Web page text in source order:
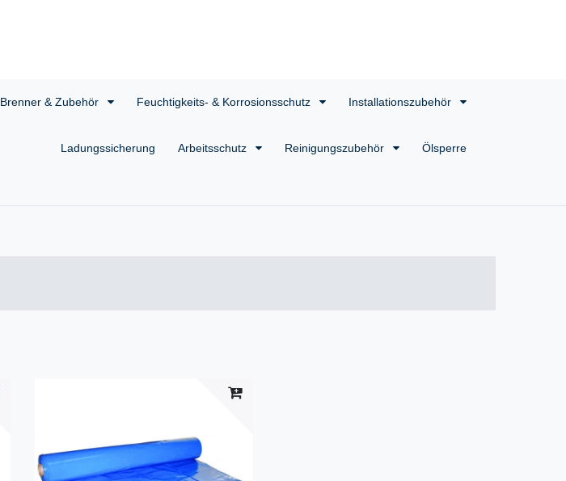
Brenner & Zubehör Feuchtigkeits- & Korrosionsschutz Installationszubehör
Ladungssicherung Arbeitsschutz Reinigungszubehör Ölsperre